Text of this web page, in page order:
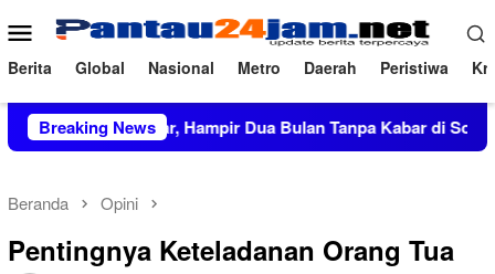
ke
konten
Menu
Mobile
Berita Global Nasional Metro Daerah Peristiwa
Breaking News
Miliar, Hampir Dua Bulan Tanpa Kabar di Soppeng
Beranda Opini
Pentingnya Keteladanan Orang Tua